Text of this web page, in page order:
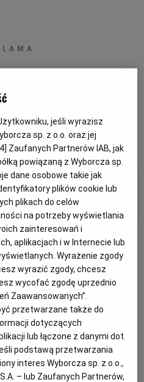
i kategorie
ogłoszeniami
Ciebie kryteria.
alert
Warszawa
jeśli wyrazisz
sp. z o.o. oraz jej
] Zaufanych Partnerów IAB, jak
powiązaną z Wyborcza sp.
dane osobowe takie jak
plików cookie lub
plikach do celów
na potrzeby wyświetlania
zainteresowań i
aplikacjach i w Internecie lub
Wyrażenie zgody
wyrazić zgody, chcesz
wycofać zgodę uprzednio
Zaawansowanych”.
przetwarzane także do
dotyczących
lub łączone z danymi dot.
podstawą przetwarzania
interes Wyborcza sp. z o.o.,
– lub Zaufanych Partnerów,